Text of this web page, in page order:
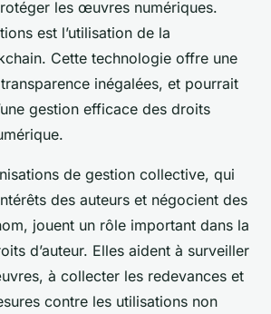
les œuvres numériques.
est l’utilisation de la
Cette technologie offre une
inégalées, et pourrait
gestion efficace des droits
de gestion collective, qui
des auteurs et négocient des
jouent un rôle important dans la
d’auteur. Elles aident à surveiller
à collecter les redevances et
contre les utilisations non